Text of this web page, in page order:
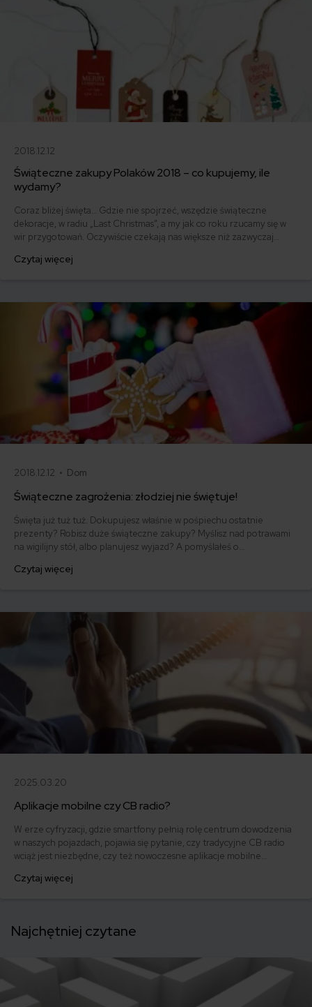
2018.12.12
Świąteczne zakupy Polaków 2018 – co kupujemy, ile
wydamy?
Coraz bliżej święta… Gdzie nie spojrzeć, wszędzie świąteczne
dekoracje, w radiu „Last Christmas”, a my jak co roku rzucamy się w
wir przygotowań. Oczywiście czekają nas większe niż zazwyczaj
przyjrzeć się, jak wyglądają świąteczne zakupy Polaków w 2018 r..
Czytaj więcej
2018.12.12 • Dom
Świąteczne zagrożenia: złodziej nie świętuje!
Święta już tuż tuż. Dokupujesz właśnie w pośpiechu ostatnie
prezenty? Robisz duże świąteczne zakupy? Myślisz nad potrawami
na wigilijny stół, albo planujesz wyjazd? A pomyślałeś o
zaprzątać sobie tym głowę akurat teraz? Święta to czas wielu
Czytaj więcej
2025.03.20
Aplikacje mobilne czy CB radio?
W erze cyfryzacji, gdzie smartfony pełnią rolę centrum dowodzenia
w naszych pojazdach, pojawia się pytanie, czy tradycyjne CB radio
wciąż jest niezbędne, czy też nowoczesne aplikacje mobilne
zalety i ograniczenia. Przyjrzyjmy się, jak aplikacje wypadają w
Czytaj więcej
Najchętniej czytane